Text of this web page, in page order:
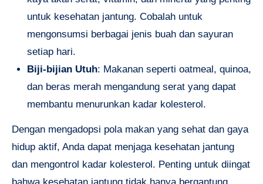
untuk kesehatan jantung. Cobalah untuk
mengonsumsi berbagai jenis buah dan sayuran
setiap hari.
Biji-bijian Utuh: Makanan seperti oatmeal, quinoa,
dan beras merah mengandung serat yang dapat
membantu menurunkan kadar kolesterol.
Dengan mengadopsi pola makan yang sehat dan gaya
hidup aktif, Anda dapat menjaga kesehatan jantung
dan mengontrol kadar kolesterol. Penting untuk diingat